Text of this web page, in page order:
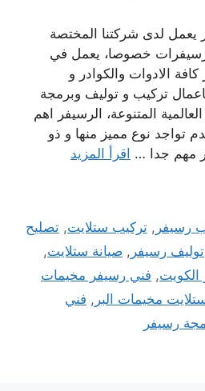
يعمل لدى شركتنا المختصة
خصوصا، يعمل في
الادوات والكوادر و
باعمال تركيب و توليف وبرمجة
المتنوعة، الرسيفر اهم
تواجد نوع مميز منها و ذو
مهم جدا … اقرأ المزيد
رسيفر ,تركيب ستلايت,تصليح
توليف رسيفر , صيانة ستلايت,
, فني رسيفر مخيمات
مخيمات البر , فني
رسيفر